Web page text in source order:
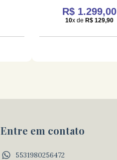
R$ 1.299,00
10x de R$ 129,90
Entre em contato
5531980256472